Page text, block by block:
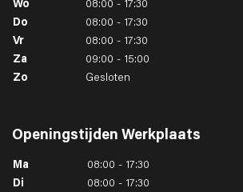
Wo
08:00 - 17:30
Do
08:00 - 17:30
Vr
08:00 - 17:30
Za
09:00 - 15:00
Zo
Gesloten
Openingstijden Werkplaats
Ma
08:00 - 17:30
Di
08:00 - 17:30